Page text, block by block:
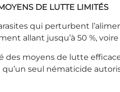
DE LUTTE LIMITÉS
qui perturbent
allant jusqu’à 50 %,
des moyens de lutte
qu’un seul nématicide